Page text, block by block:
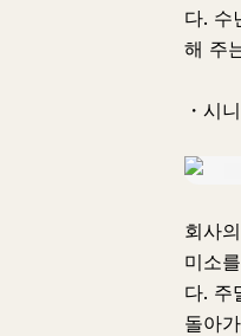
다. 수
해 주
・시
회사
미소
다. 주
돌아